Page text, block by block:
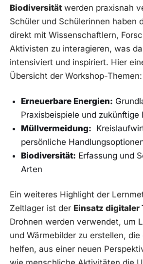
Biodiversitätwerden praxisnah
Schüler und ⁢Schülerinnen haben
direkt ⁤mit ‌Wissenschaftlern,
Aktivisten zu⁤ interagieren, was
intensiviert und inspiriert. Hier‍
Übersicht der Workshop-Themen:
Erneuerbare Energien:
Praxisbeispiele und zukünftige
Müllvermeidung:
persönliche
Biodiversität: Erfassung und
Arten
Ein‌ weiteres Highlight der
Zeltlager ist der⁤ Einsatz digitaler
Drohnen werden verwendet, um
und⁣ Wärmebilder⁢ zu erstellen, die
helfen, aus einer neuen